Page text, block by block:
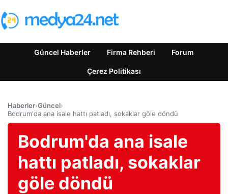
Güncel Haberler Firma Rehberi Forum
Çerez Politikası
Haberler›Güncel›
Bodrum'da ana isale hattı patladı, sokaklar göle döndü
Bodrum'da ana isale
hattı patladı, sokaklar
göle döndü